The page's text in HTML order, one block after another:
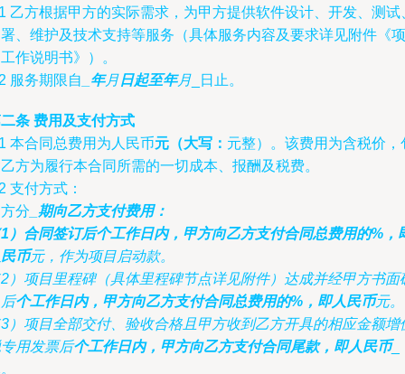
乙方根据甲方的实际需求，为甲方提供软件设计、开发、测试
、维护及技术支持等服务（具体服务内容及要求详见附件《项
作说明书》）。
服务期限自
_年月日起至年月 _日止。
条 费用及支付方式
本合同总费用为人民币元（大写： 元整）。该费用为含税价，
方为履行本合同所需的一切成本、报酬及税费。
支付方式：
分 _期向乙方支付费用：
）合同签订后个工作日内，甲方向乙方支付合同总费用的%，
币元，作为项目启动款。
）项目里程碑（具体里程碑节点详见附件）达成并经甲方书面
个工作日内，甲方向乙方支付合同总费用的%，即人民币元。
）项目全部交付、验收合格且甲方收到乙方开具的相应金额增
用发票后个工作日内，甲方向乙方支付合同尾款，即人民币_